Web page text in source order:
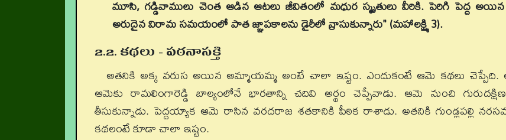
మూసి, గడ్డివాములు చెంత ఆడిన ఆటలు జీవితంలో మధుర స్మృతులు వీరికి. పెరిగి పెద్ద
అరుదైన విరామ సమయంలో పాత జ్ఞాపకాలను డైరీలో వ్రాసుకున్నారు" (మహాలక్ష్మి 3).
2.2. కథలు - పఠనాసక్తి
అతనికి అక్క వరుస అయిన అమ్మాయమ్మ అంటే చాలా ఇష్టం. ఎందుకంటే ఆమె కథలు
ఆమెకు రామలింగారెడ్డి బాల్యంలోనే భారతాన్ని చదివి అర్థం చెప్పేవాడు. ఆమె నుంచి
తీసుకున్నాడు. పెద్దయ్యాక ఆమె రాసిన వరదరాజ శతకానికి పీఠిక రాశాడు. అతనికి గుండ్లపల్లి
కథలంటే కూడా చాలా ఇష్టం.